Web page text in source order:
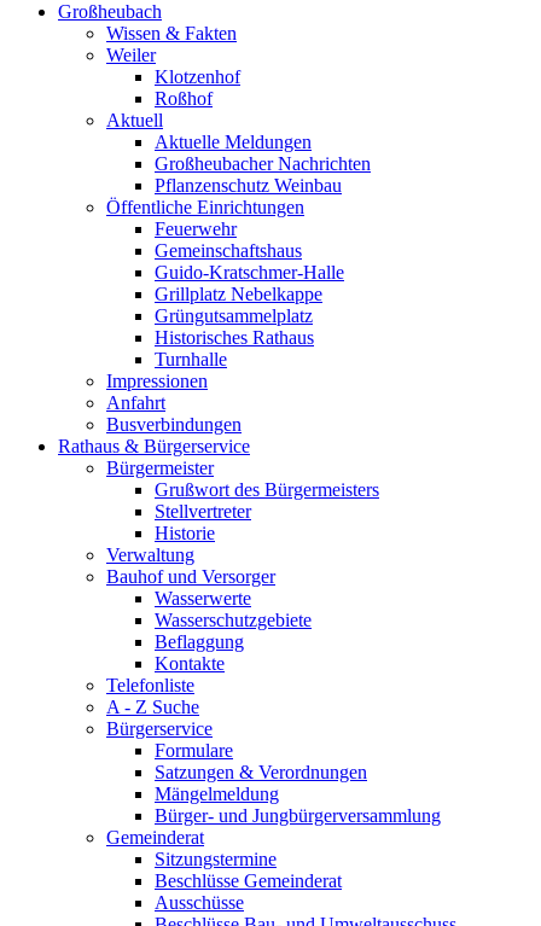
Großheubach
Wissen & Fakten
Weiler
Klotzenhof
Roßhof
Aktuell
Aktuelle Meldungen
Großheubacher Nachrichten
Pflanzenschutz Weinbau
Öffentliche Einrichtungen
Feuerwehr
Gemeinschaftshaus
Guido-Kratschmer-Halle
Grillplatz Nebelkappe
Grüngutsammelplatz
Historisches Rathaus
Turnhalle
Impressionen
Anfahrt
Busverbindungen
Rathaus & Bürgerservice
Bürgermeister
Grußwort des Bürgermeisters
Stellvertreter
Historie
Verwaltung
Bauhof und Versorger
Wasserwerte
Wasserschutzgebiete
Beflaggung
Kontakte
Telefonliste
A - Z Suche
Bürgerservice
Formulare
Satzungen & Verordnungen
Mängelmeldung
Bürger- und Jungbürgerversammlung
Gemeinderat
Sitzungstermine
Beschlüsse Gemeinderat
Ausschüsse